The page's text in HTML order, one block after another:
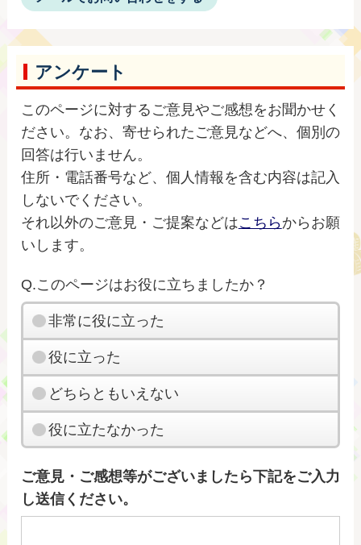
アンケート
このページに対するご意見やご感想をお聞かせく
ださい。なお、寄せられたご意見などへ、個別の
回答は行いません。
住所・電話番号など、個人情報を含む内容は記入
しないでください。
それ以外のご意見・ご提案などはこちらからお願
いします。
Q.このページはお役に立ちましたか？
非常に役に立った
役に立った
どちらともいえない
役に立たなかった
ご意見・ご感想等がございましたら下記をご入力
し送信ください。